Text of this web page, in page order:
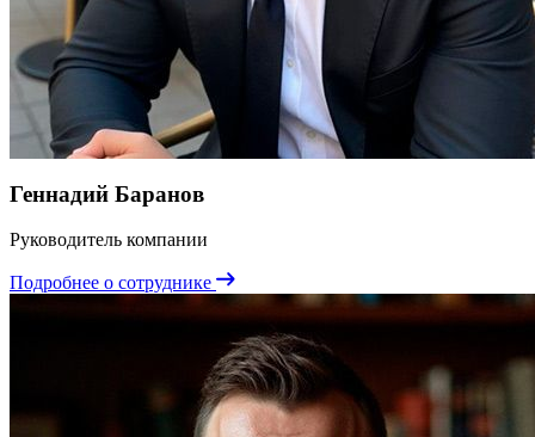
Геннадий Баранов
Руководитель компании
Подробнее о сотруднике